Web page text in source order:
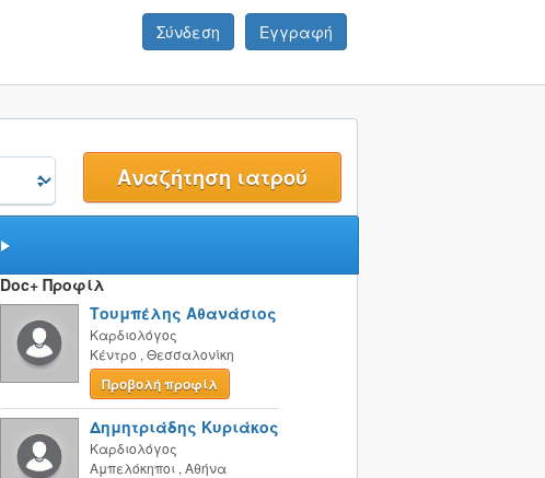
Σύνδεση Εγγραφή
Doc+ Προφίλ
Τουμπέλης Αθανάσιος
Καρδιολόγος
Κέντρο , Θεσσαλονίκη
Προβολή προφίλ
Δημητριάδης Κυριάκος
Καρδιολόγος
Αμπελόκηποι , Αθήνα